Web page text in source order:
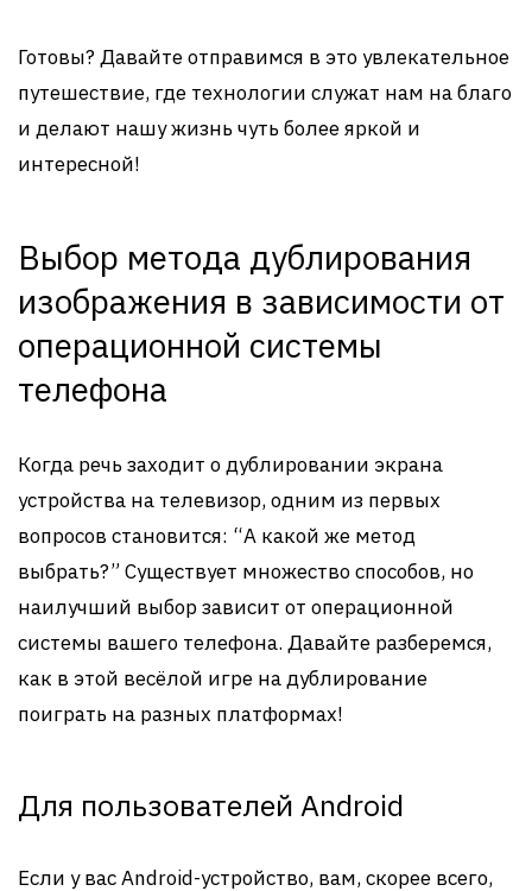
Готовы? Давайте отправимся в это увлекательное
путешествие, где технологии служат нам на благо
и делают нашу жизнь чуть более яркой и
интересной!
Выбор метода дублирования
изображения в зависимости от
операционной системы
телефона
Когда речь заходит о дублировании экрана
устройства на телевизор, одним из первых
вопросов становится: “А какой же метод
выбрать?” Существует множество способов, но
наилучший выбор зависит от операционной
системы вашего телефона. Давайте разберемся,
как в этой весёлой игре на дублирование
поиграть на разных платформах!
Для пользователей Android
Если у вас Android-устройство, вам, скорее всего,